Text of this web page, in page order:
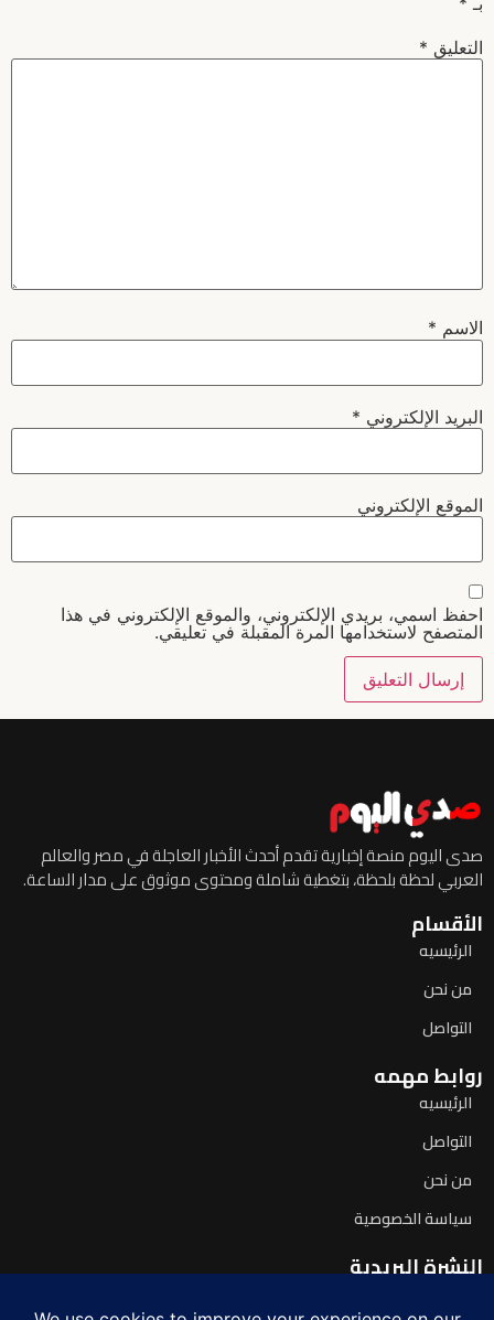
التعليق *
الاسم *
البريد الإلكتروني *
الموقع الإلكتروني
احفظ اسمي، بريدي الإلكتروني، والموقع الإلكتروني في هذا
المتصفح لاستخدامها المرة المقبلة في تعليقي.
صدى اليوم منصة إخبارية تقدم أحدث الأخبار العاجلة في مصر والعالم
العربي لحظة بلحظة، بتغطية شاملة ومحتوى موثوق على مدار الساعة.
الأقسام
الرئيسيه
من نحن
التواصل
روابط مهمه
الرئيسيه
التواصل
من نحن
سياسة الخصوصية
النشرة البريدية